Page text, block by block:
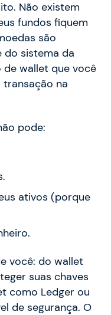
Não existem
fundos fiquem
são
do sistema da
wallet que você
transação na
pode:
ativos (porque
você: do wallet
suas chaves
como Ledger ou
de segurança. O